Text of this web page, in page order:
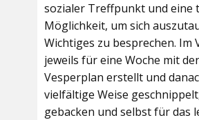
sozialer Treffpunkt und eine
Möglichkeit, um sich
Wichtiges zu besprechen. Im
jeweils für eine Woche mit
Vesperplan erstellt und
vielfältige Weise
gebacken und selbst für das